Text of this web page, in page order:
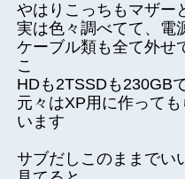
やはりこっちもマザー
実は色々調べてて、電
ケーブル類も全て外せ
こ
HDも2TSSDも230GB
元々はXP用に作って
います
サブだしこのままでい